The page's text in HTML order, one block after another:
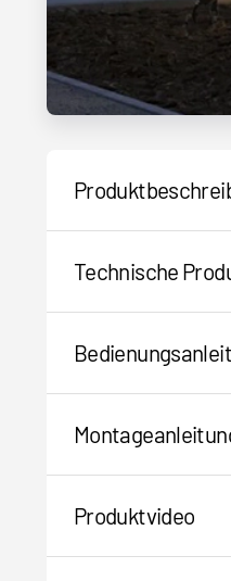
Technische
Produktvideo